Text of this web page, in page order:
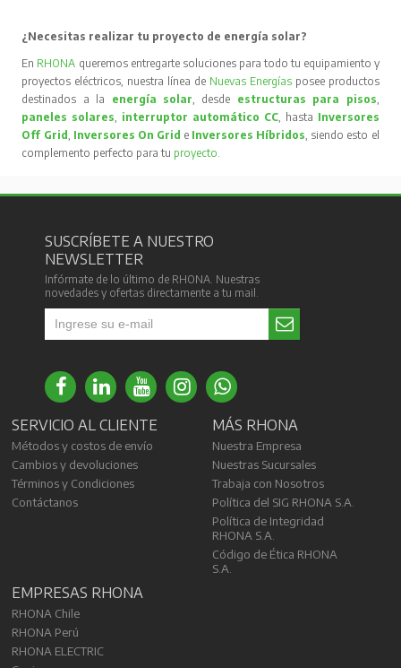
¿Necesitas realizar tu proyecto de energía solar?
En RHONA queremos entregarte soluciones para todo tu equipamiento y
proyectos eléctricos, nuestra línea de Nuevas Energíasposee productos
destinados a la energía solar, desde estructuras para pisos,
paneles solares, interruptor automático CC, hasta Inversores
Off Grid, Inversores On Grid e Inversores Híbridos, siendo esto el
complemento perfecto para tu proyecto.
SUSCRÍBETE A NUESTRO
NEWSLETTER
Infórmate de lo último de RHONA. Nuestras
novedades y ofertas directamente a tu mail.
SERVICIO AL CLIENTE
Métodos y costos de envío
Cambios y devoluciones
Términos y Condiciones
Contáctanos
MÁS RHONA
Nuestra Empresa
Nuestras Sucursales
Trabaja con Nosotros
Política del SIG RHONA S.A.
Política de Integridad
RHONA S.A.
Código de Ética RHONA
S.A.
EMPRESAS RHONA
RHONA Chile
RHONA Perú
RHONA ELECTRIC